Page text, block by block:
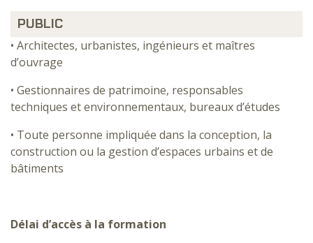
PUBLIC
• Architectes, urbanistes, ingénieurs et maîtres
d’ouvrage
• Gestionnaires de patrimoine, responsables
techniques et environnementaux, bureaux d’études
• Toute personne impliquée dans la conception, la
construction ou la gestion d’espaces urbains et de
bâtiments
Délai d’accès à la formation